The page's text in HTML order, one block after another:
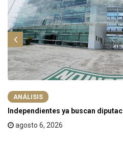
ANÁLISIS
Independientes ya buscan
agosto 6, 2026